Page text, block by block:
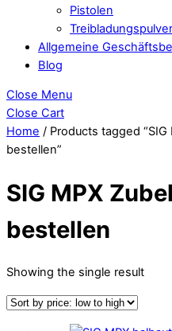
Pistolen
Treibladungspulver
Allgemeine
Blog
Close Menu
Close Cart
Home / Products tagged “SIG
bestellen”
SIG MPX
bestellen
Showing the single result